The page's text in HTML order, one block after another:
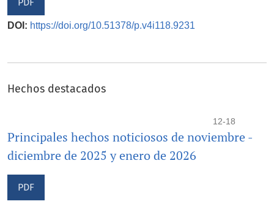
PDF
DOI: https://doi.org/10.51378/p.v4i118.9231
Hechos destacados
12-18
Principales hechos noticiosos de noviembre -
diciembre de 2025 y enero de 2026
PDF